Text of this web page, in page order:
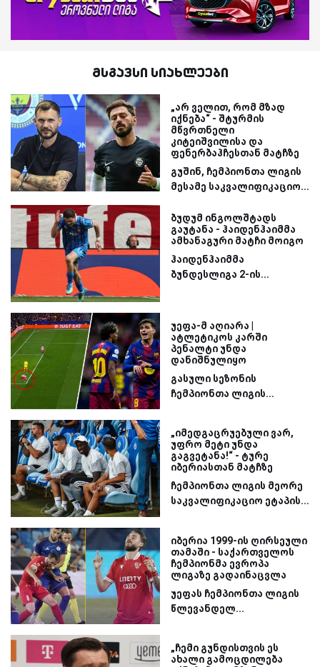
მსგავსი სიახლეები
„არ ველით, რომ მზად
იქნება“ - შტურმის
მწვრთნელი
კიტეიშვილისა და
ფენერბაჰჩესთან მატჩზე
გუშინ, ჩემპიონთა ლიგის
მესამე საკვალიფიკაციო...
ბუდუმ ინგოლშტადს
გაუტანა - ჰაიდენჰაიმმა
ამხანაგური მატჩი მოიგო
ჰაიდენჰაიმმა
ბუნდესლიგა 2-ის...
უეფა-მ აღიარა |
ატლეტიკოს კარში
პენალტი უნდა
დანიშნულიყო
გასული სეზონის
ჩემპიონთა ლიგის...
„იმედგაცრუებული ვარ,
უფრო მეტი უნდა
გაგვეტანა!“ - ტურე
იბერიასთან მატჩზე
ჩემპიონთა ლიგის მეორე
საკვალიფიკაციო ეტაპის...
იბერია 1999-ის ღირსეული
თამაში - საქართველოს
ჩემპიონმა ევროპა
ლიგაზე გადაინაცვლა
უეფას ჩემპიონთა ლიგის
წლევანდელ...
„ჩემი გუნდისთვის ეს
ახალი გამოცდილება